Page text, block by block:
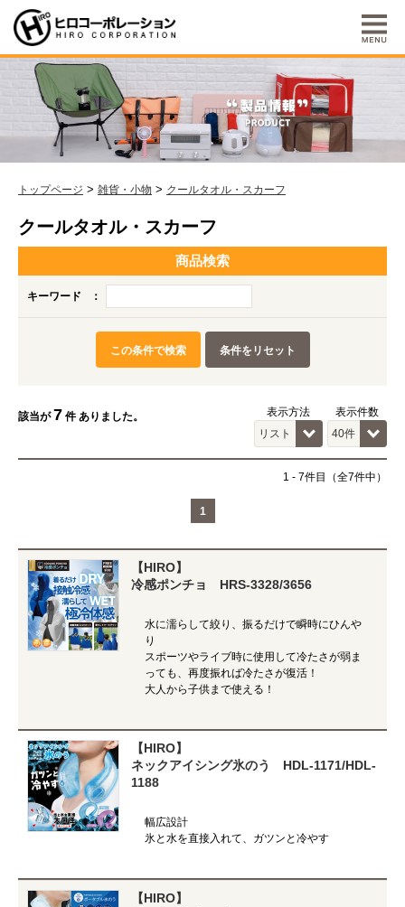
トップページ > 雑貨・小物 > クールタオル・スカーフ
クールタオル・スカーフ
商品検索
キーワード ：
この条件で検索 条件をリセット
該当が7 件 ありました。 表示方法 表示件数
1 - 7件目（全7件中）
1
【HIRO】
冷感ポンチョ HRS-3328/3656
水に濡らして絞り、振るだけで瞬時にひんや
り
スポーツやライブ時に使用して冷たさが弱ま
っても、再度振れば冷たさが復活！
大人から子供まで使える！
【HIRO】
ネックアイシング氷のう HDL-1171/HDL-
1188
幅広設計
氷と水を直接入れて、ガツンと冷やす
【HIRO】